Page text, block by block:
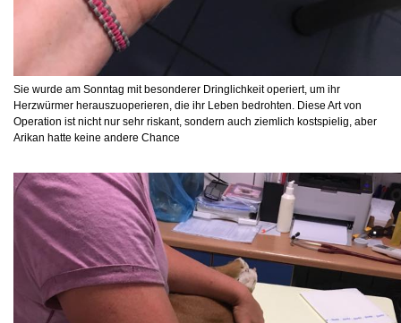
Sie wurde am Sonntag mit besonderer Dringlichkeit operiert, um ihr
Herzwürmer herauszuoperieren, die ihr Leben bedrohten. Diese Art von
Operation ist nicht nur sehr riskant, sondern auch ziemlich kostspielig, aber
Arikan hatte keine andere Chance